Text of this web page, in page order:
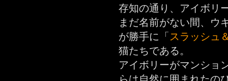
存知の通り、アイボリ
まだ名前がない間、ウ
が勝手に「 スラッシュ
猫たちである。
アイボリーがマンショ